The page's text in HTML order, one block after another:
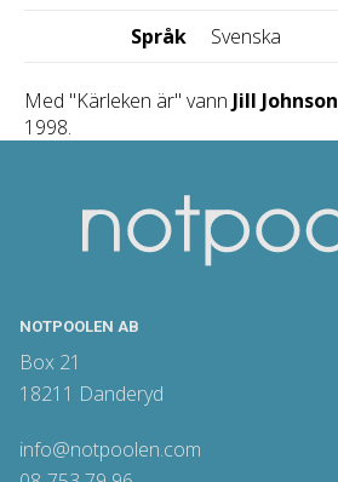
Språk
Svenska
Med "Kärleken är" vann Jill Johnson
1998.
NOTPOOLEN AB
Box 21
18211 Danderyd
info@notpoolen.com